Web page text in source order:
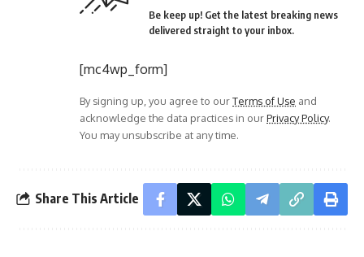
Be keep up! Get the latest breaking news
delivered straight to your inbox.
[mc4wp_form]
By signing up, you agree to ourTerms of Use and
acknowledge the data practices in ourPrivacy Policy.
You may unsubscribe at any time.
Share This Article